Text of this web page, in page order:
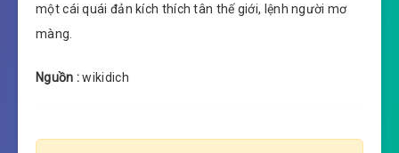
một cái quái đản kích thích tân thế giới, lệnh người mơ
màng.
Nguồn :wikidich